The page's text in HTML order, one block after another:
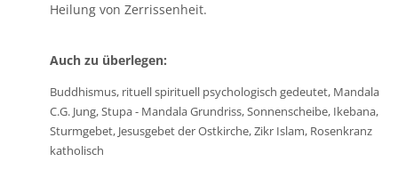
Heilung von Zerrissenheit.
Auch zu überlegen:
Buddhismus, rituell spirituell psychologisch gedeutet, Mandala
C.G. Jung, Stupa - Mandala Grundriss, Sonnenscheibe, Ikebana,
Sturmgebet, Jesusgebet der Ostkirche, Zikr Islam, Rosenkranz
katholisch